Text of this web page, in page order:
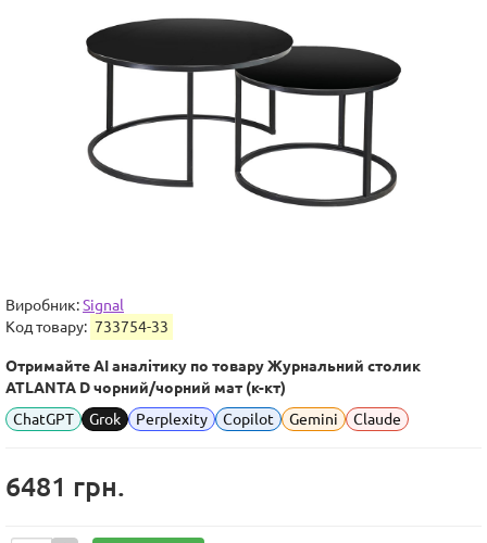
Виробник:Signal
Код товару: 733754-33
Отримайте AI аналітику по товару Журнальний столик
ATLANTA D чорний/чорний мат (к-кт)
ChatGPT
Grok Perplexity Copilot Gemini Claude
6481 грн.